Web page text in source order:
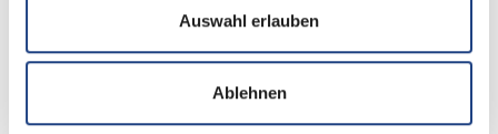
Auswahl erlauben
Ablehnen
WC
Einzelbett, Hubbett